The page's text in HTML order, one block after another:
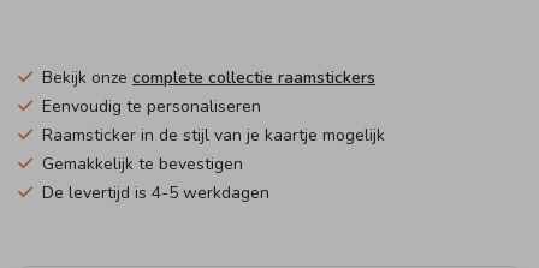
Bekijk onze complete collectie raamstickers
Eenvoudig te personaliseren
Raamsticker in de stijl van je kaartje mogelijk
Gemakkelijk te bevestigen
De levertijd is 4-5 werkdagen